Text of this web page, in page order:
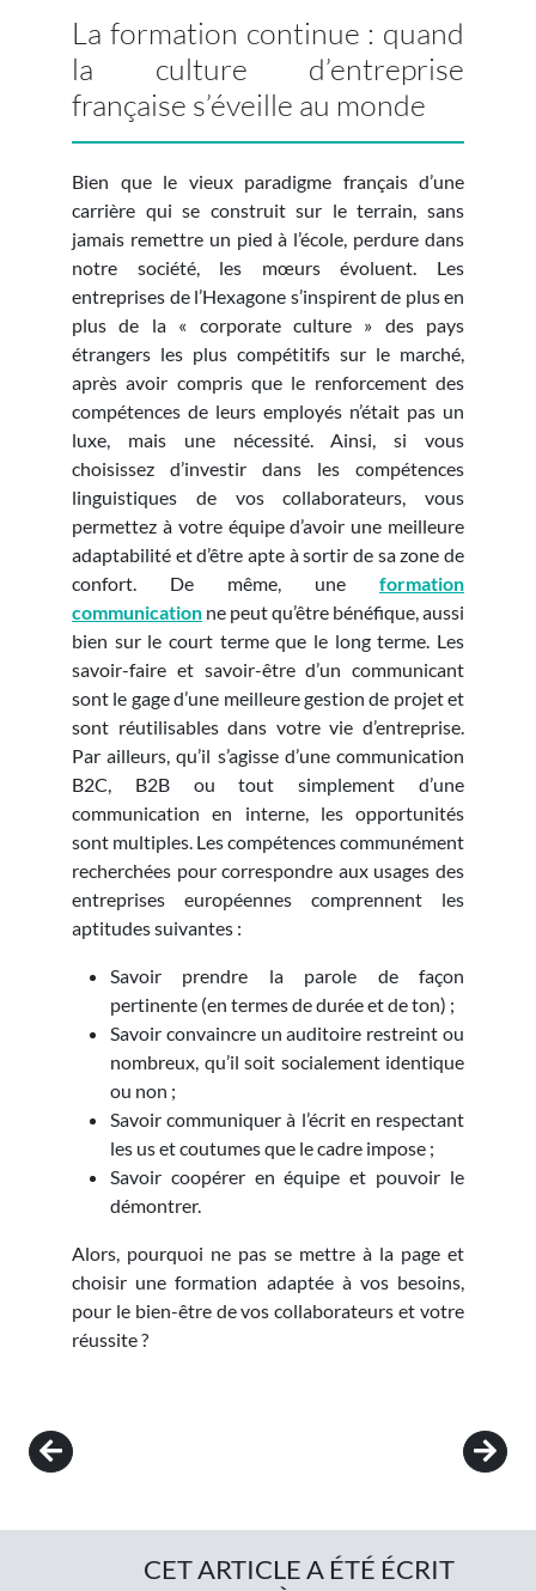
La formation continue : quand
la culture d’entreprise
française s’éveille au monde
Bien que le vieux paradigme français d’une
carrière qui se construit sur le terrain, sans
jamais remettre un pied à l’école, perdure dans
notre société, les mœurs évoluent. Les
entreprises de l’Hexagone s’inspirent de plus en
plus de la « corporate culture » des pays
étrangers les plus compétitifs sur le marché,
après avoir compris que le renforcement des
compétences de leurs employés n’était pas un
luxe, mais une nécessité. Ainsi, si vous
choisissez d’investir dans les compétences
linguistiques de vos collaborateurs, vous
permettez à votre équipe d’avoir une meilleure
adaptabilité et d’être apte à sortir de sa zone de
confort. De même, une formation
communication ne peut qu’être bénéfique, aussi
bien sur le court terme que le long terme. Les
savoir-faire et savoir-être d’un communicant
sont le gage d’une meilleure gestion de projet et
sont réutilisables dans votre vie d’entreprise.
Par ailleurs, qu’il s’agisse d’une communication
B2C, B2B ou tout simplement d’une
communication en interne, les opportunités
sont multiples. Les compétences communément
recherchées pour correspondre aux usages des
entreprises européennes comprennent les
aptitudes suivantes :
Savoir prendre la parole de façon
pertinente (en termes de durée et de ton) ;
Savoir convaincre un auditoire restreint ou
nombreux, qu’il soit socialement identique
ou non ;
Savoir communiquer à l’écrit en respectant
les us et coutumes que le cadre impose ;
Savoir coopérer en équipe et pouvoir le
démontrer.
Alors, pourquoi ne pas se mettre à la page et
choisir une formation adaptée à vos besoins,
pour le bien-être de vos collaborateurs et votre
réussite ?
Post navigation
CET ARTICLE A ÉTÉ ÉCRIT